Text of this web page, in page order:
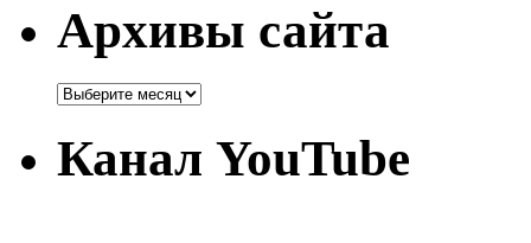
Архивы сайта
Канал YouTube